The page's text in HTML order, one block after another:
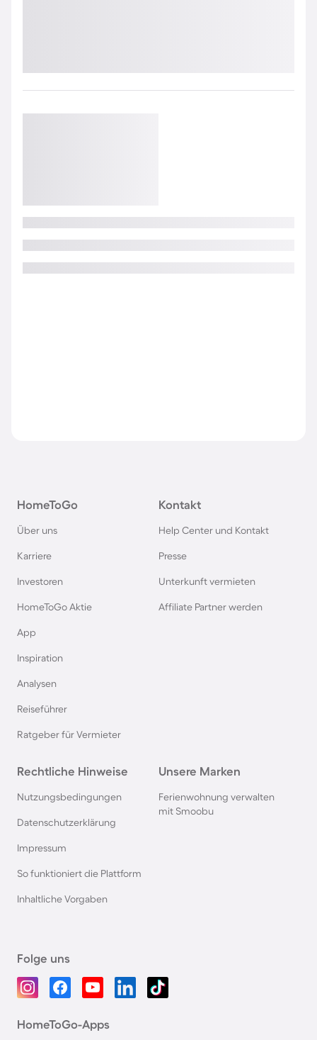
HomeToGo
Über uns
Karriere
Investoren
HomeToGo Aktie
App
Inspiration
Analysen
Reiseführer
Ratgeber für Vermieter
Kontakt
Help Center und Kontakt
Presse
Unterkunft vermieten
Affiliate Partner werden
Rechtliche Hinweise
Nutzungsbedingungen
Datenschutzerklärung
Impressum
So funktioniert die Plattform
Inhaltliche Vorgaben
Unsere Marken
Ferienwohnung verwalten
mit Smoobu
Folge uns
HomeToGo-Apps